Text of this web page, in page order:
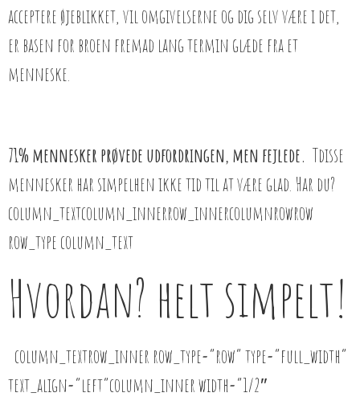
acceptere øjeblikket, vil omgivelserne og dig selv være i det,
er basen for broen fremad lang termin glæde fra et
menneske.
71% mennesker prøvede udfordringen, men fejlede. Tdisse
mennesker har simpelhen ikke tid til at være glad. Har du?
column_textcolumn_innerrow_innercolumnrowrow
row_type column_text
Hvordan? helt simpelt!
column_textrow_inner row_type=”row” type=”full_width”
text_align=”left”column_inner width=”1/2″